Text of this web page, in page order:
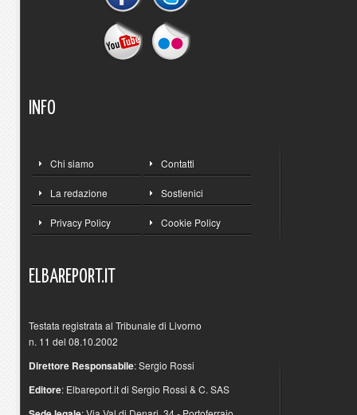
INFO
Chi siamo Contatti
La redazione Sostienici
Privacy Policy Cookie Policy
ELBAREPORT.IT
Testata registrata al Tribunale di Livorno
n. 11 del 08.10.2002
Direttore Responsabile: Sergio Rossi
Editore: Elbareport.it di Sergio Rossi & C. SAS